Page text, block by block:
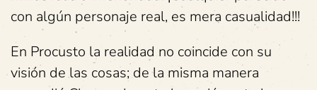
con algún personaje real, es mera casualidad!!!
En Procusto la realidad no coincide con su
visión de las cosas; de la misma manera